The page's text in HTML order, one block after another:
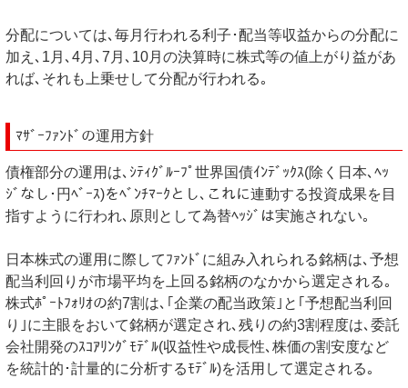
分配については､毎月行われる利子･配当等収益からの分配に
加え､1月､4月､7月､10月の決算時に株式等の値上がり益があ
れば､それも上乗せして分配が行われる｡
ﾏｻﾞｰﾌｧﾝﾄﾞの運用方針
債権部分の運用は､ｼﾃｨｸﾞﾙｰﾌﾟ世界国債ｲﾝﾃﾞｯｸｽ(除く日本､ﾍｯ
ｼﾞなし･円ﾍﾞｰｽ)をﾍﾞﾝﾁﾏｰｸとし､これに連動する投資成果を目
指すように行われ､原則として為替ﾍｯｼﾞは実施されない｡
日本株式の運用に際してﾌｧﾝﾄﾞに組み入れられる銘柄は､予想
配当利回りが市場平均を上回る銘柄のなかから選定される｡
株式ﾎﾟｰﾄﾌｫﾘｵの約7割は､｢企業の配当政策｣と｢予想配当利回
り｣に主眼をおいて銘柄が選定され､残りの約3割程度は､委託
会社開発のｽｺｱﾘﾝｸﾞﾓﾃﾞﾙ(収益性や成長性､株価の割安度など
を統計的･計量的に分析するﾓﾃﾞﾙ)を活用して選定される｡